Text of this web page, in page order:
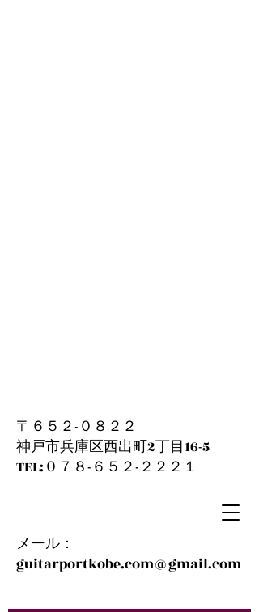
〒６５２-０８２２
神戸市兵庫区西出町2丁目16-5
​TEL:０７８-６５２-２２２１
メール：
guitarportkobe.com@gmail.com